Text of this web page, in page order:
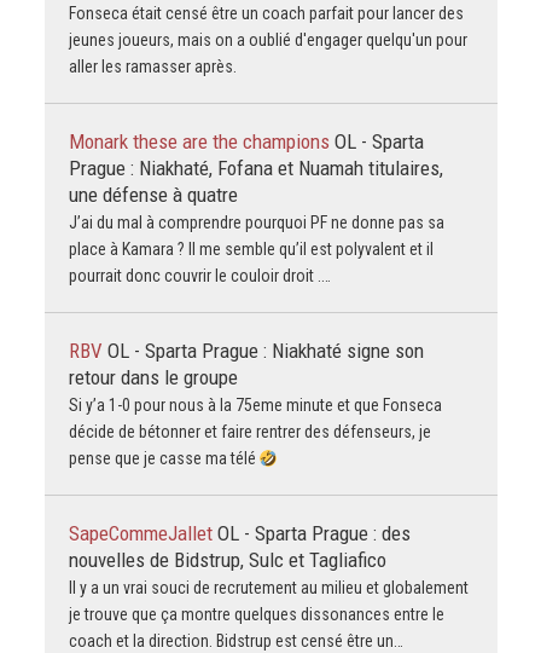
Fonseca était censé être un coach parfait pour lancer des
jeunes joueurs, mais on a oublié d'engager quelqu'un pour
aller les ramasser après.
Monark these are the champions OL - Sparta
Prague : Niakhaté, Fofana et Nuamah titulaires,
une défense à quatre
J’ai du mal à comprendre pourquoi PF ne donne pas sa
place à Kamara ? Il me semble qu’il est polyvalent et il
pourrait donc couvrir le couloir droit .…
RBV OL - Sparta Prague : Niakhaté signe son
retour dans le groupe
Si y’a 1-0 pour nous à la 75eme minute et que Fonseca
décide de bétonner et faire rentrer des défenseurs, je
pense que je casse ma télé
SapeCommeJallet OL - Sparta Prague : des
nouvelles de Bidstrup, Sulc et Tagliafico
Il y a un vrai souci de recrutement au milieu et globalement
je trouve que ça montre quelques dissonances entre le
coach et la direction. Bidstrup est censé être un…